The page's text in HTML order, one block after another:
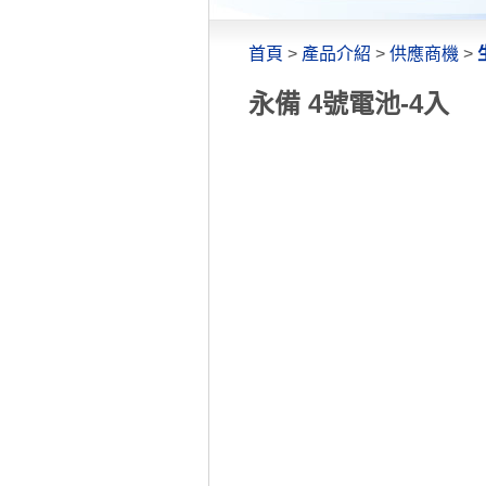
首頁 > 產品介紹 > 供應商機 >
永備 4號電池-4入